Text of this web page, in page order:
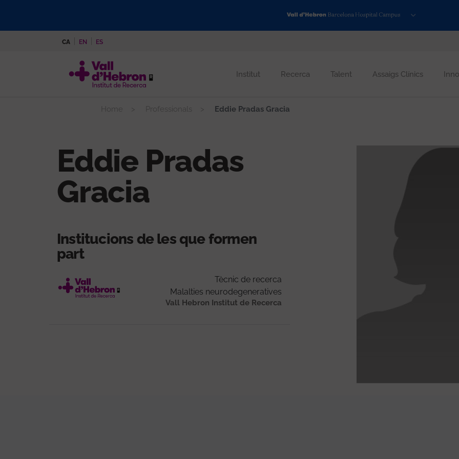
CA EN ES
Institut Recerca Talent Assaigs Clínics
Home Professionals Eddie Pradas Gracia
Eddie Pradas
Gracia
Institucions de les que formen
part
Tècnic de recerca
Malalties neurodegeneratives
Vall Hebron Institut de Recerca